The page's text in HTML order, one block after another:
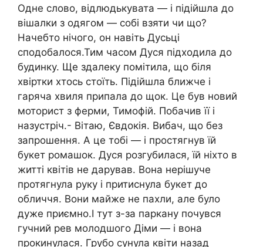
Одне слово, відлюдькувата — і підійшла до
вішалки з одягом — собі взяти чи що?
Начебто нічого, он навіть Дусьці
сподобалося.Тим часом Дуся підходила до
будинку. Ще здалеку помітила, що біля
хвіртки хтось стоїть. Підійшла ближче і
гаряча хвиля припала до щок. Це був новий
моторист з ферми, Тимофій. Побачив її і
назустріч.- Вітаю, Євдокія. Вибач, що без
запрошення. А це тобі — і простягнув їй
букет ромашок. Дуся розгубилася, їй ніхто в
житті квітів не дарував. Вона нерішуче
протягнула руку і притиснула букет до
обличчя. Вони майже не пахли, але було
дуже приємно.І тут з-за паркану почувся
гучний рев молодшого Діми — і вона
прокинулася. Грубо сунула квіти назад